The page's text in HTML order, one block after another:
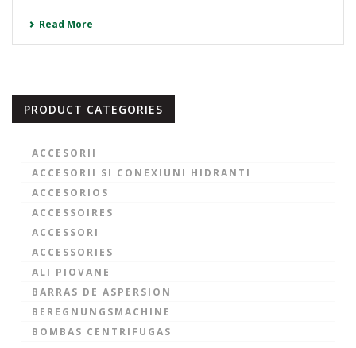
Read More
PRODUCT CATEGORIES
ACCESORII
ACCESORII SI CONEXIUNI HIDRANTI
ACCESORIOS
ACCESSOIRES
ACCESSORI
ACCESSORIES
ALI PIOVANE
BARRAS DE ASPERSION
BEREGNUNGSMACHINE
BOMBAS CENTRIFUGAS